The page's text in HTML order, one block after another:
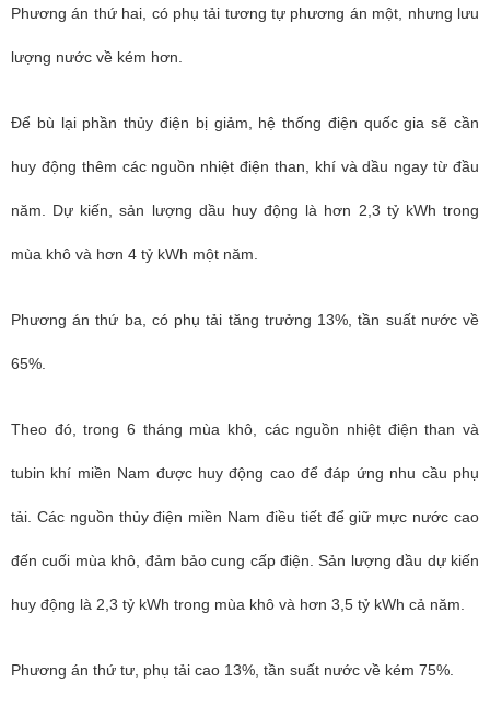
Phương án thứ hai, có phụ tải tương tự phương án một, nhưng lưu
lượng nước về kém hơn.
Để bù lại phần thủy điện bị giảm, hệ thống điện quốc gia sẽ cần
huy động thêm các nguồn nhiệt điện than, khí và dầu ngay từ đầu
năm. Dự kiến, sản lượng dầu huy động là hơn 2,3 tỷ kWh trong
mùa khô và hơn 4 tỷ kWh một năm.
Phương án thứ ba, có phụ tải tăng trưởng 13%, tần suất nước về
65%.
Theo đó, trong 6 tháng mùa khô, các nguồn nhiệt điện than và
tubin khí miền Nam được huy động cao để đáp ứng nhu cầu phụ
tải. Các nguồn thủy điện miền Nam điều tiết để giữ mực nước cao
đến cuối mùa khô, đảm bảo cung cấp điện. Sản lượng dầu dự kiến
huy động là 2,3 tỷ kWh trong mùa khô và hơn 3,5 tỷ kWh cả năm.
Phương án thứ tư, phụ tải cao 13%, tần suất nước về kém 75%.